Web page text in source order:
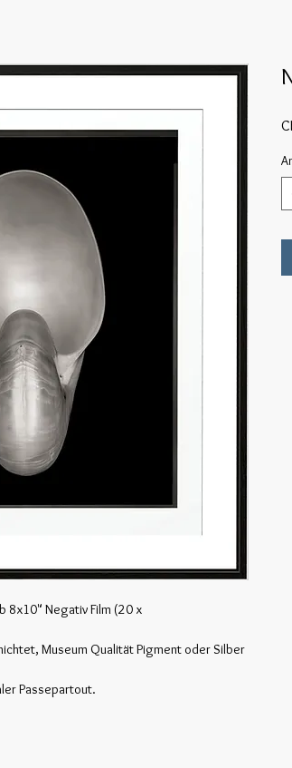
8x10" Negativ Film (20 x
Museum Qualität Pigment oder Silber
Passepartout.